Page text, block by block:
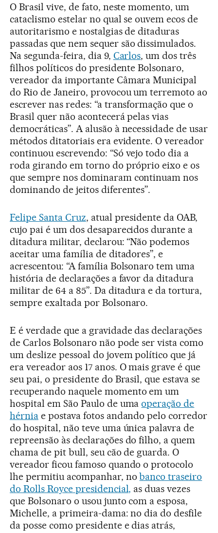
O Brasil vive, de fato, neste momento, um
cataclismo estelar no qual se ouvem ecos de
autoritarismo e nostalgias de ditaduras
passadas que nem sequer são dissimulados.
Na segunda-feira, dia 9, Carlos, um dos três
filhos políticos do presidente Bolsonaro,
vereador da importante Câmara Municipal
do Rio de Janeiro, provocou um terremoto ao
escrever nas redes: “a transformação que o
Brasil quer não acontecerá pelas vias
democráticas”. A alusão à necessidade de usar
métodos ditatoriais era evidente. O vereador
continuou escrevendo: “Só vejo todo dia a
roda girando em torno do próprio eixo e os
que sempre nos dominaram continuam nos
dominando de jeitos diferentes”.
Felipe Santa Cruz, atual presidente da OAB,
cujo pai é um dos desaparecidos durante a
ditadura militar, declarou: “Não podemos
aceitar uma família de ditadores”, e
acrescentou: “A família Bolsonaro tem uma
história de declarações a favor da ditadura
militar de 64 a 85”. Da ditadura e da tortura,
sempre exaltada por Bolsonaro.
E é verdade que a gravidade das declarações
de Carlos Bolsonaro não pode ser vista como
um deslize pessoal do jovem político que já
era vereador aos 17 anos. O mais grave é que
seu pai, o presidente do Brasil, que estava se
recuperando naquele momento em um
hospital em São Paulo de umaoperação de
hérniae postava fotos andando pelo corredor
do hospital, não teve uma única palavra de
repreensão às declarações do filho, a quem
chama de pit bull, seu cão de guarda. O
vereador ficou famoso quando o protocolo
lhe permitiu acompanhar, nobanco traseiro
do Rolls Royce presidencial, as duas vezes
que Bolsonaro o usou junto com a esposa,
Michelle, a primeira-dama: no dia do desfile
da posse como presidente e dias atrás,